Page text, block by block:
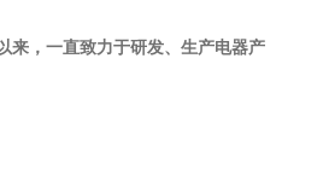
来，一直致力于研发、生产电器产